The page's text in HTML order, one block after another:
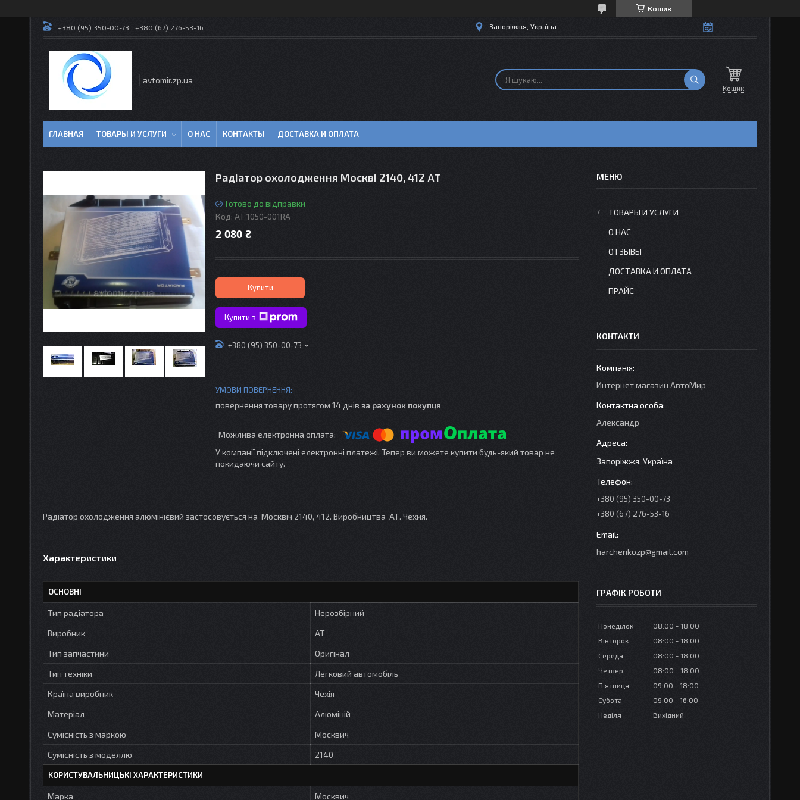
Кошик
+380 (95) 350-00-73 +380 (67) 276-53-16 Запоріжжя, Україна
avtomir.zp.ua
Кошик
ГЛАВНАЯ ТОВАРЫ И УСЛУГИ О НАС КОНТАКТЫ ДОСТАВКА И ОПЛАТА
Радіатор охолодження Москві 2140, 412 АТ
Готово до відправки
Код: AT 1050-001RA
2 080 ₴
Купити
Купити з
+380 (95) 350-00-73
повернення товару протягом 14 днів за рахунок покупця
У компанії підключені електронні платежі. Тепер ви можете купити будь-який товар не
покидаючи сайту.
Радіатор охолодження алюмінієвий застосовується на Москвіч 2140, 412. Виробництва АТ. Чехия.
Характеристики
ОСНОВНІ
Тип радіатора
Нерозбірний
Виробник
AT
Тип запчастини
Оригінал
Тип техніки
Легковий автомобіль
Країна виробник
Чехія
Матеріал
Алюміній
Сумісність з маркою
Москвич
Сумісність з моделлю
2140
КОРИСТУВАЛЬНИЦЬКІ ХАРАКТЕРИСТИКИ
Марка Москвич
ТОВАРЫ И УСЛУГИ
О НАС
ОТЗЫВЫ
ДОСТАВКА И ОПЛАТА
ПРАЙС
КОНТАКТИ
Интернет магазин АвтоМир
Александр
Запоріжжя, Україна
+380 (95) 350-00-73
+380 (67) 276-53-16
harchenkozp@gmail.com
ГРАФІК РОБОТИ
Понеділок 08:00
18:00
Вівторок
08:00
18:00
Середа
08:00
18:00
Четвер
08:00
18:00
Пʼятниця
09:00
18:00
Субота
09:00
16:00
Неділя
Вихідний